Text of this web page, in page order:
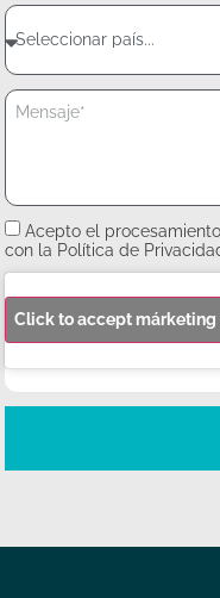
Acepto el
con la Política de
Click to accept